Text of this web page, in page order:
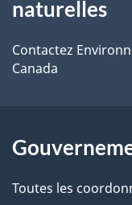
d
e
l
p
a
r
é
o
de
ce
naturelles
Contactez
Canada
Toutes les